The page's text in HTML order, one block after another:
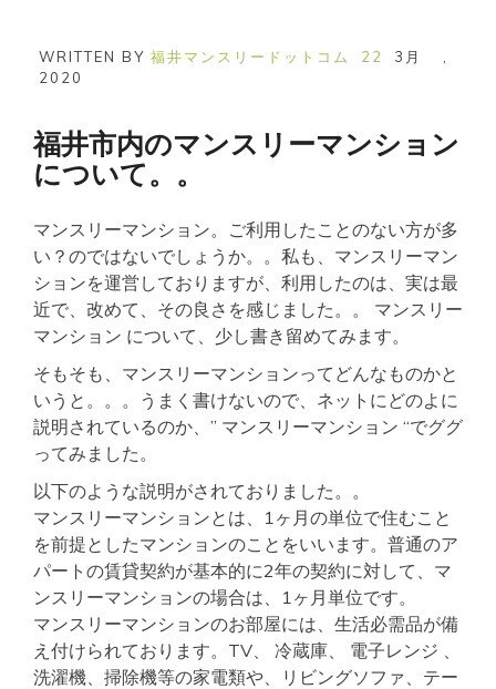
WRITTEN BY 福井マンスリードットコム 22 3月
2020
福井市内のマンスリーマンション
について。。
マンスリーマンション。ご利用したことのない方が多
い？のではないでしょうか。。私も、マンスリーマン
ションを運営しておりますが、利用したのは、実は最
近で、改めて、その良さを感じました。。 マンスリー
マンション について、少し書き留めてみます。
そもそも、マンスリーマンションってどんなものかと
いうと。。。うまく書けないので、ネットにどのよに
説明されているのか、” マンスリーマンション “でググ
ってみました。
以下のような説明がされておりました。。
マンスリーマンションとは、1ヶ月の単位で住むこと
を前提としたマンションのことをいいます。普通のア
パートの賃貸契約が基本的に2年の契約に対して、マ
ンスリーマンションの場合は、1ヶ月単位です。
マンスリーマンションのお部屋には、生活必需品が備
え付けられております。TV、 冷蔵庫、 電子レンジ 、
洗濯機、掃除機等の家電類や、リビングソファ、テー